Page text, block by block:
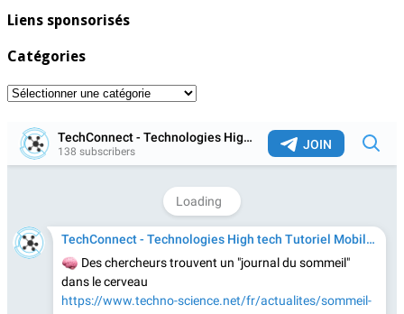
Liens sponsorisés
Catégories
Catégories